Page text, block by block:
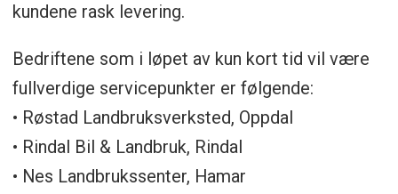
kundene rask levering.
Bedriftene som i løpet av kun kort tid vil være
fullverdige servicepunkter er følgende:
• Røstad Landbruksverksted, Oppdal
• Rindal Bil & Landbruk, Rindal
• Nes Landbrukssenter, Hamar